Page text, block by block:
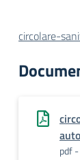
circolare-
pdf